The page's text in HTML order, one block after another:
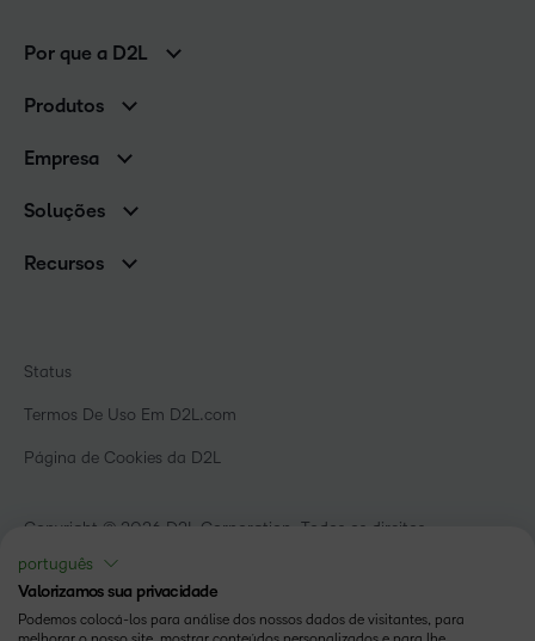
Por que a D2L
Clientes de associações
Produtos
Serviços e suporte
Nuvem Brightspace
Empresa
Contato e unidades
Notícias
Soluções
Educação básica
Instituições de capacitação
Recursos
Comunidade
Copyright © 2026 D2L Corporation. Todos os direitos
reservados.
Status
Termos De Uso Em D2L.com
Página de Cookies da D2L
português
Valorizamos sua privacidade
Podemos colocá-los para análise dos nossos dados de visitantes, para